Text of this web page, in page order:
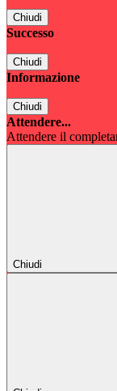
Chiudi
Successo
Chiudi
Informazione
Chiudi
Attendere...
Attendere il
Chiudi